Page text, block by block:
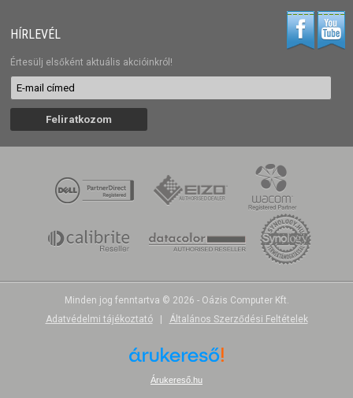
HÍRLEVÉL
Értesülj elsőként aktuális akcióinkról!
Minden jog fenntartva © 2026 - Oázis Computer Kft.
Adatvédelmi tájékoztató
Általános Szerződési Feltételek
Árukereső.hu